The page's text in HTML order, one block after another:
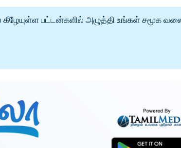
பட்டன்களில் அழுத்தி உங்கள் சமூக